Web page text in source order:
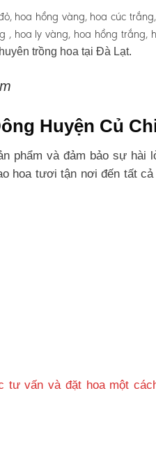
hoa hồng vàng, hoa cúc
, hoa ly vàng, hoa hồng trắng,
trồng hoa tại Đà Lạt.
Huyện Củ
phẩm và đảm bảo sự hài
hoa tươi tận nơi đến tất cả
tư vấn và đặt hoa một